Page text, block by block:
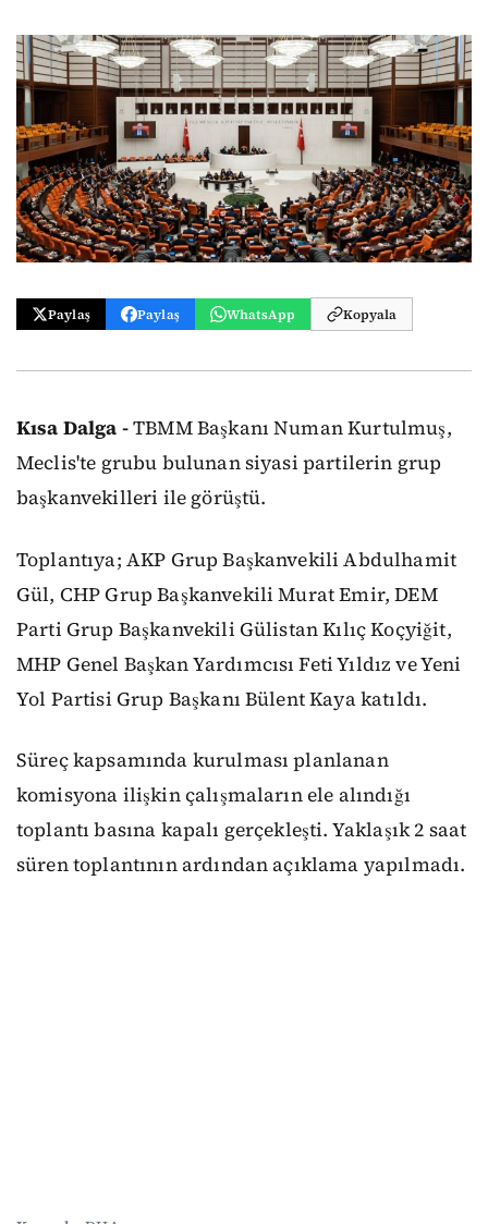
Paylaş Paylaş WhatsApp Kopyala
Kısa Dalga -TBMM Başkanı Numan Kurtulmuş,
Meclis'te grubu bulunan siyasi partilerin grup
başkanvekilleri ile görüştü.
Toplantıya; AKP Grup Başkanvekili Abdulhamit
Gül, CHP Grup Başkanvekili Murat Emir, DEM
Parti Grup Başkanvekili Gülistan Kılıç Koçyiğit,
MHP Genel Başkan Yardımcısı Feti Yıldız ve Yeni
Yol Partisi Grup Başkanı Bülent Kaya katıldı.
Süreç kapsamında kurulması planlanan
komisyona ilişkin çalışmaların ele alındığı
toplantı basına kapalı gerçekleşti. Yaklaşık 2 saat
süren toplantının ardından açıklama yapılmadı.